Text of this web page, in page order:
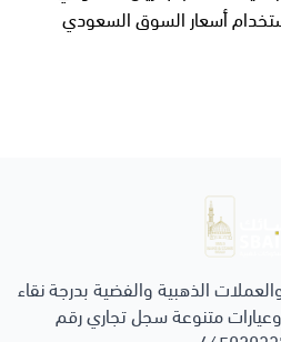
أسعار السوق السعودي
الذهبية والفضية بدرجة نقاء
وعيارات متنوعة سجل تجاري رقم